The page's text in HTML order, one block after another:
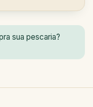
sua pescaria?